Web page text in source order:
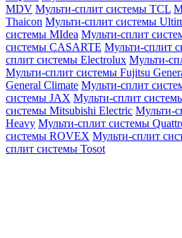
MDV Мульти-сплит системы TCL
Thaicon Мульти-сплит системы
системы MIdea Мульти-сплит
системы CASARTE Мульти-сплит
сплит системы Electrolux Мульти-
Мульти-сплит системы Fujitsu
General Climate Мульти-сплит
системы JAX Мульти-сплит
системы Mitsubishi Electric Мульти-
Heavy Мульти-сплит системы
системы ROVEX Мульти-сплит
сплит системы Tosot